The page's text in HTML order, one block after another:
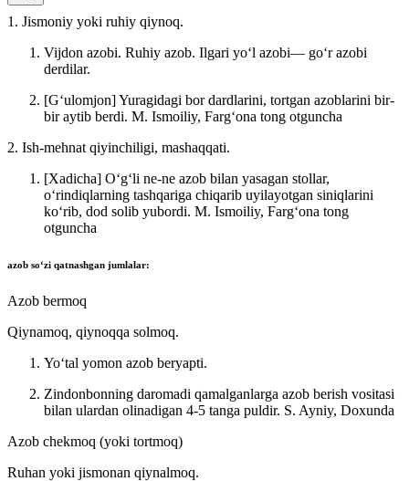
1. Jismoniy yoki ruhiy qiynoq.
Vijdon azobi. Ruhiy azob. Ilgari yoʻl azobi— goʻr azobi
derdilar.
[Gʻulomjon] Yuragidagi bor dardlarini, tortgan azoblarini bir-
bir aytib berdi. M. Ismoiliy, Fargʻona tong otguncha
2. Ish-mehnat qiyinchiligi, mashaqqati.
[Xadicha] Oʻgʻli ne-ne azob bilan yasagan stollar,
oʻrindiqlarning tashqariga chiqarib uyilayotgan siniqlarini
koʻrib, dod solib yubordi. M. Ismoiliy, Fargʻona tong
otguncha
azob soʻzi qatnashgan jumlalar:
Azob bermoq
Qiynamoq, qiynoqqa solmoq.
Yoʻtal yomon azob beryapti.
Zindonbonning daromadi qamalganlarga azob berish vositasi
bilan ulardan olinadigan 4-5 tanga puldir. S. Ayniy, Doxunda
Azob chekmoq (yoki tortmoq)
Ruhan yoki jismonan qiynalmoq.